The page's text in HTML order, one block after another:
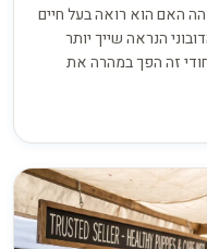
האם הוא רואה בעל חיים
הנראה שייך יותר
זה הפך במהרה את
שמתאים למשפחות עם
נושר, אופיו שקט ונוח
ממנו, אם כי הוא זקוק